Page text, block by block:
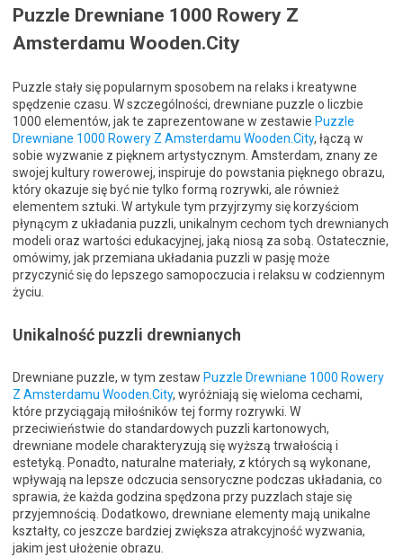
Puzzle Drewniane 1000 Rowery Z
Amsterdamu Wooden.City
Puzzle stały się popularnym sposobem na relaks i kreatywne
spędzenie czasu. W szczególności, drewniane puzzle o liczbie
1000 elementów, jak te zaprezentowane w zestawie Puzzle
Drewniane 1000 Rowery Z Amsterdamu Wooden.City, łączą w
sobie wyzwanie z pięknem artystycznym. Amsterdam, znany ze
swojej kultury rowerowej, inspiruje do powstania pięknego obrazu,
który okazuje się być nie tylko formą rozrywki, ale również
elementem sztuki. W artykule tym przyjrzymy się korzyściom
płynącym z układania puzzli, unikalnym cechom tych drewnianych
modeli oraz wartości edukacyjnej, jaką niosą za sobą. Ostatecznie,
omówimy, jak przemiana układania puzzli w pasję może
przyczynić się do lepszego samopoczucia i relaksu w codziennym
życiu.
Unikalność puzzli drewnianych
Drewniane puzzle, w tym zestaw Puzzle Drewniane 1000 Rowery
Z Amsterdamu Wooden.City, wyróżniają się wieloma cechami,
które przyciągają miłośników tej formy rozrywki. W
przeciwieństwie do standardowych puzzli kartonowych,
drewniane modele charakteryzują się wyższą trwałością i
estetyką. Ponadto, naturalne materiały, z których są wykonane,
wpływają na lepsze odczucia sensoryczne podczas układania, co
sprawia, że każda godzina spędzona przy puzzlach staje się
przyjemnością. Dodatkowo, drewniane elementy mają unikalne
kształty, co jeszcze bardziej zwiększa atrakcyjność wyzwania,
jakim jest ułożenie obrazu.